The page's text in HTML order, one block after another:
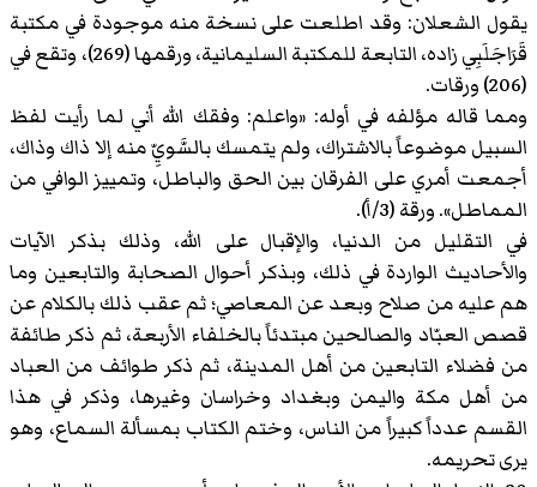
يقول الشعلان: وقد اطلعت على نسخة منه موجودة في مكتبة
قَرَاجَلَبِي زاده، التابعة للمكتبة السليمانية، ورقمها (269)، وتقع في
(206) ورقات.
ومما قاله مؤلفه في أوله: «واعلم: وفقك الله أني لما رأيت لفظ
السبيل موضوعاً بالاشتراك، ولم يتمسك بالسَّويِّ منه إلا ذاك وذاك،
أجمعت أمري على الفرقان بين الحق والباطل، وتمييز الوافي من
المماطل». ورقة (3/أ).
في التقليل من الدنيا، والإقبال على الله، وذلك بذكر الآيات
والأحاديث الواردة في ذلك، وبذكر أحوال الصحابة والتابعين وما
هم عليه من صلاح وبعد عن المعاصي؛ ثم عقب ذلك بالكلام عن
قصص العبّاد والصالحين مبتدئاً بالخلفاء الأربعة، ثم ذكر طائفة
من فضلاء التابعين من أهل المدينة، ثم ذكر طوائف من العباد
من أهل مكة واليمن وبغداد وخراسان وغيرها، وذكر في هذا
القسم عدداً كبيراً من الناس، وختم الكتاب بمسألة السماع، وهو
يرى تحريمه.